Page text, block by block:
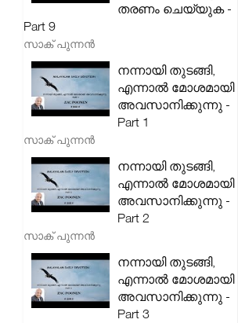
തരണം ചെയ്യുക -
Part 9
സാക് പുന്നൻ
നന്നായി തുടങ്ങി,
എന്നാൽ മോശമായി
അവസാനിക്കുന്നു -
Part 1
സാക് പുന്നൻ
നന്നായി തുടങ്ങി,
എന്നാൽ മോശമായി
അവസാനിക്കുന്നു -
Part 2
സാക് പുന്നൻ
നന്നായി തുടങ്ങി,
എന്നാൽ മോശമായി
അവസാനിക്കുന്നു -
Part 3